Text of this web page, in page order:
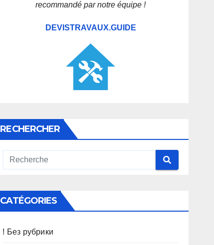
recommandé par notre équipe !
DEVISTRAVAUX.GUIDE
RECHERCHER
CATÉGORIES
! Без рубрики